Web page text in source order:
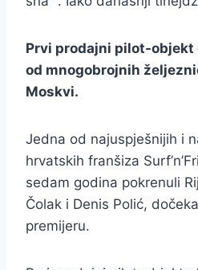
Prvi prodajni pilot-objekt
od mnogobrojnih
Moskvi.
Jedna od najuspješnijih i
hrvatskih franšiza
sedam godina pokrenuli
Čolak i Denis Polić,
premijeru.